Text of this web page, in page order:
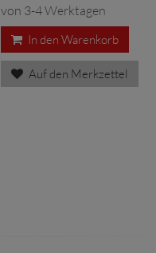
von 3-4 Werktagen
In den Warenkorb
Auf den Merkzettel